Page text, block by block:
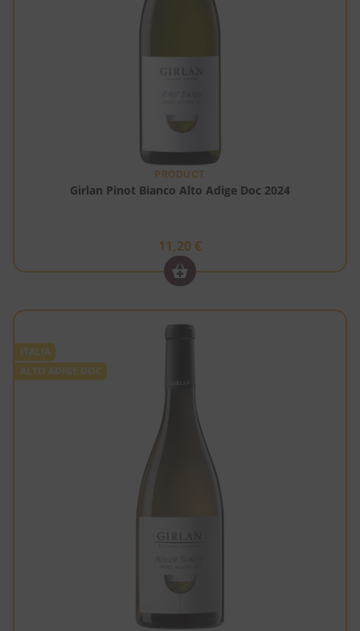
PRODUCT
Girlan Pinot Bianco Alto Adige Doc 2024
11,20 €
ITALIA
ALTO ADIGE DOC